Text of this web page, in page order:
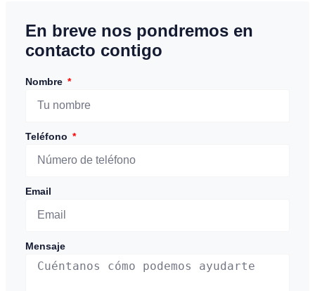
En breve nos pondremos en
contacto contigo
Nombre
Teléfono
Email
Mensaje